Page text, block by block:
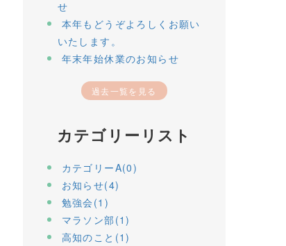
せ
本年もどうぞよろしくお願い
いたします。
年末年始休業のお知らせ
過去一覧を見る
カテゴリーリスト
カテゴリーA(0)
お知らせ(4)
勉強会(1)
マラソン部(1)
高知のこと(1)